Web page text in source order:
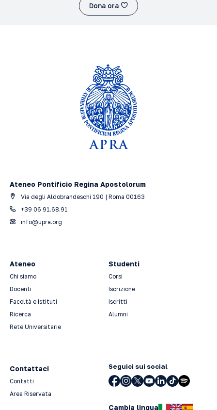
Dona ora
Ateneo Pontificio Regina Apostolorum
Via degli Aldobrandeschi 190 | Roma 00163
+39 06 91.68.91
info@upra.org
Ateneo
Chi siamo
Docenti
Facoltà e Istituti
Ricerca
Rete Universitarie
Studenti
Corsi
Iscrizione
Iscritti
Alumni
Contattaci
Contatti
Area Riservata
Seguici sui social
Cambia lingua